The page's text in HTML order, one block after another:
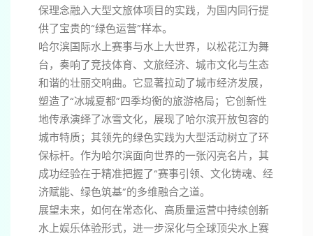
保理念融入大型文旅体项目的实践，为国内同行提
供了宝贵的“绿色运营”样本。
哈尔滨国际水上赛事与水上大世界，以松花江为舞
台，奏响了竞技体育、文旅经济、城市文化与生态
和谐的壮丽交响曲。它显著拉动了城市经济发展，
塑造了“冰城夏都”四季均衡的旅游格局；它创新性
地传承演绎了冰雪文化，展现了哈尔滨开放包容的
城市特质；其领先的绿色实践为大型活动树立了环
保标杆。作为哈尔滨面向世界的一张闪亮名片，其
成功经验在于精准把握了“赛事引领、文化铸魂、经
济赋能、绿色筑基”的多维融合之道。
展望未来，如何在常态化、高质量运营中持续创新
水上娱乐体验形式，进一步深化与全球顶尖水上赛